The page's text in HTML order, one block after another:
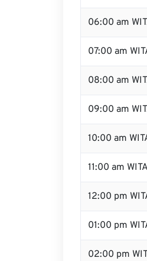
06:00 am
07:00 am
08:00 am
09:00 am
10:00 am
11:00 am WITA
12:00 pm
01:00 pm
02:00 pm